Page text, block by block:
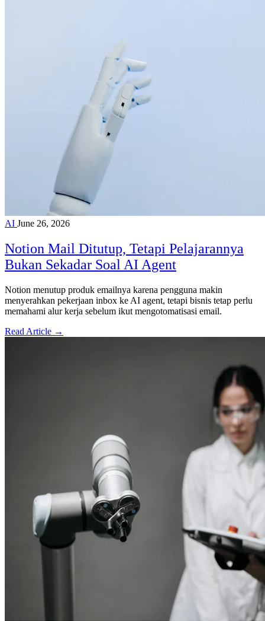
AI June 26, 2026
Notion Mail Ditutup, Tetapi Pelajarannya
Bukan Sekadar Soal AI Agent
Notion menutup produk emailnya karena pengguna makin
menyerahkan pekerjaan inbox ke AI agent, tetapi bisnis tetap perlu
memahami alur kerja sebelum ikut mengotomatisasi email.
Read Article →